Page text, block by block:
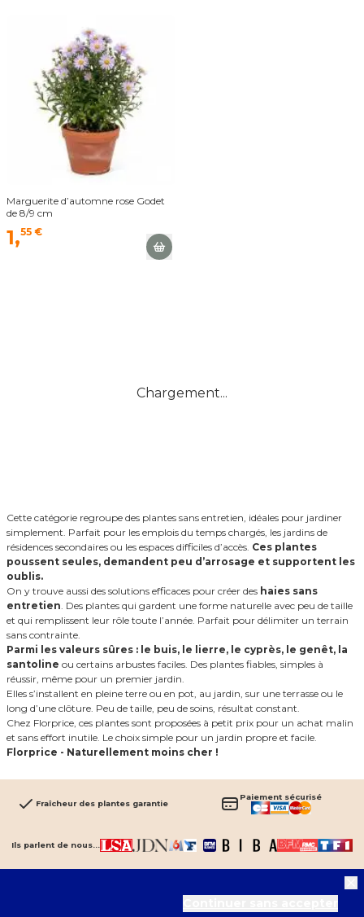
Marguerite d’automne rose Godet
de 8/9 cm
1,55 €
Chargement...
Cette catégorie regroupe des plantes sans entretien, idéales pour jardiner
simplement. Parfait pour les emplois du temps chargés, les jardins de
résidences secondaires ou les espaces difficiles d’accès. Ces plantes
poussent seules, demandent peu d’arrosage et supportent les
oublis.
On y trouve aussi des solutions efficaces pour créer des haies sans
entretien. Des plantes qui gardent une forme naturelle avec peu de taille
et qui remplissent leur rôle toute l’année. Parfait pour délimiter un terrain
sans contrainte.
Parmi les valeurs sûres : le buis, le lierre, le cyprès, le genêt, la
santoline ou certains arbustes faciles. Des plantes fiables, simples à
réussir, même pour un premier jardin.
Elles s’installent en pleine terre ou en pot, au jardin, sur une terrasse ou le
long d’une clôture. Peu de taille, peu de soins, résultat constant.
Chez Florprice, ces plantes sont proposées à petit prix pour un achat malin
et sans effort inutile. Le choix simple pour un jardin propre et facile.
Florprice - Naturellement moins cher !
Fraîcheur des plantes garantie
Paiement sécurisé
Ils parlent de nous...